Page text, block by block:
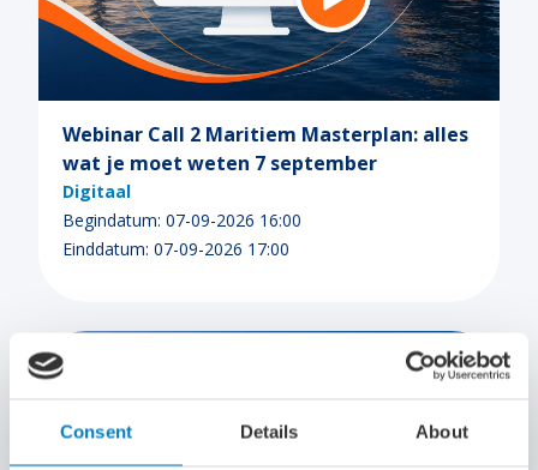
Consent Details About
Webinar Call 2 Maritiem Masterplan: alles
wat je moet weten 7 september
Digitaal
Begindatum: 07-09-2026 16:00
Einddatum: 07-09-2026 17:00